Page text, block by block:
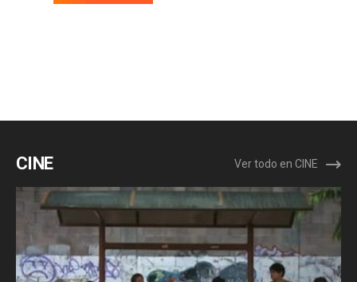
CINE Ver todo en CINE